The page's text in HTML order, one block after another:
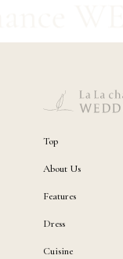
Top
About Us
Features
Dress
Cuisine